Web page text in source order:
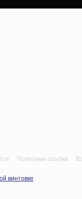
Полезные ссылки
винтовке